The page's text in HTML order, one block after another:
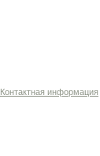
Контактная информация